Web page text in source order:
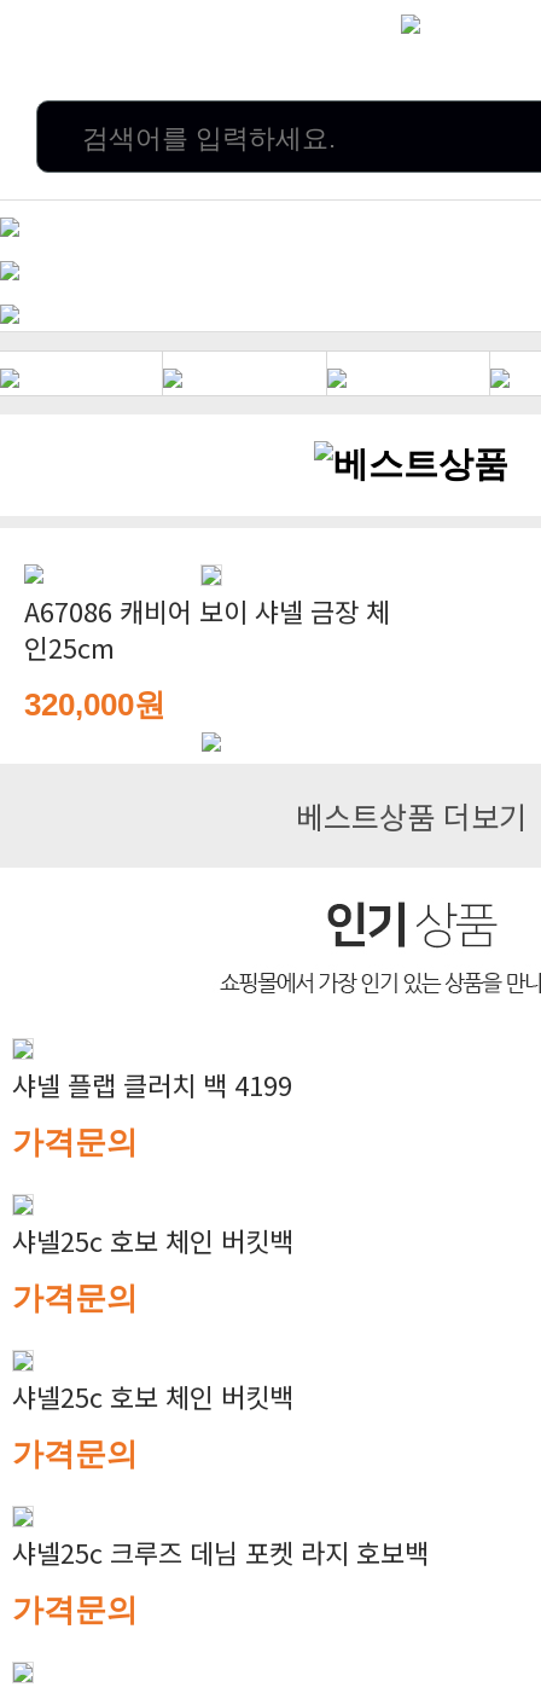
A67086 캐비어 보이 샤넬 금장 체
인25cm
320,000원
베스트상품 더보기
샤넬 플랩 클러치 백 4199
가격문의
샤넬25c 호보 체인 버킷백
가격문의
샤넬25c 호보 체인 버킷백
가격문의
샤넬25c 크루즈 데님 포켓 라지 호보백
가격문의